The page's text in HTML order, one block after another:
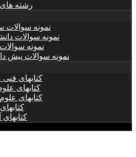
رشته
نمونه
نمونه سوالات
نمونه سوالات
نمونه سوالات پیش
کتابهای
کتابهای
کتابهای